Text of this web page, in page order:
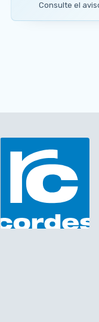
s
5
m
m
Consulte el